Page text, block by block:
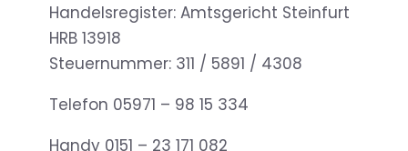
Handelsregister: Amtsgericht Steinfurt
HRB 13918
Steuernummer: 311 / 5891 / 4308
Telefon 05971 – 98 15 334
Handy 0151 – 23 171 082